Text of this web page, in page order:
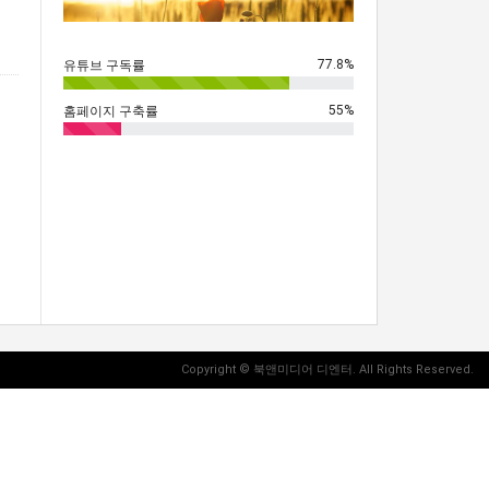
유튜브 구독률 77.8%
홈페이지 구축률 55%
Copyright © 북앤미디어 디엔터. All Rights Reserved.